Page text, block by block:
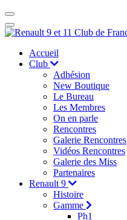
Accueil
Club
Adhésion
New Boutique
Le Bureau
Les Membres
On en parle
Rencontres
Galerie Rencontres
Vidéos Rencontres
Galerie des Miss
Partenaires
Renault 9
Histoire
Gamme
Ph1